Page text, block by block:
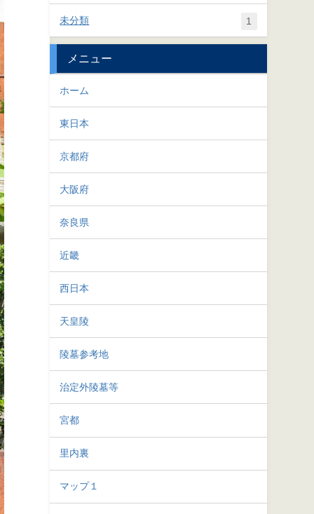
未分類 1
メニュー
ホーム
東日本
京都府
大阪府
奈良県
近畿
西日本
天皇陵
陵墓参考地
治定外陵墓等
宮都
里内裏
マップ１